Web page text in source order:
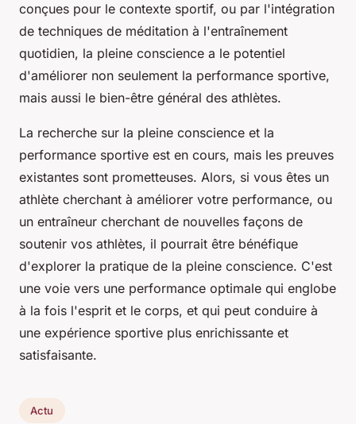
conçues pour le contexte sportif, ou par l'intégration
de techniques de méditation à l'entraînement
quotidien, la pleine conscience a le potentiel
d'améliorer non seulement la performance sportive,
mais aussi le bien-être général des athlètes.
La recherche sur la pleine conscience et la
performance sportive est en cours, mais les preuves
existantes sont prometteuses. Alors, si vous êtes un
athlète cherchant à améliorer votre performance, ou
un entraîneur cherchant de nouvelles façons de
soutenir vos athlètes, il pourrait être bénéfique
d'explorer la pratique de la pleine conscience. C'est
une voie vers une performance optimale qui englobe
à la fois l'esprit et le corps, et qui peut conduire à
une expérience sportive plus enrichissante et
satisfaisante.
Actu